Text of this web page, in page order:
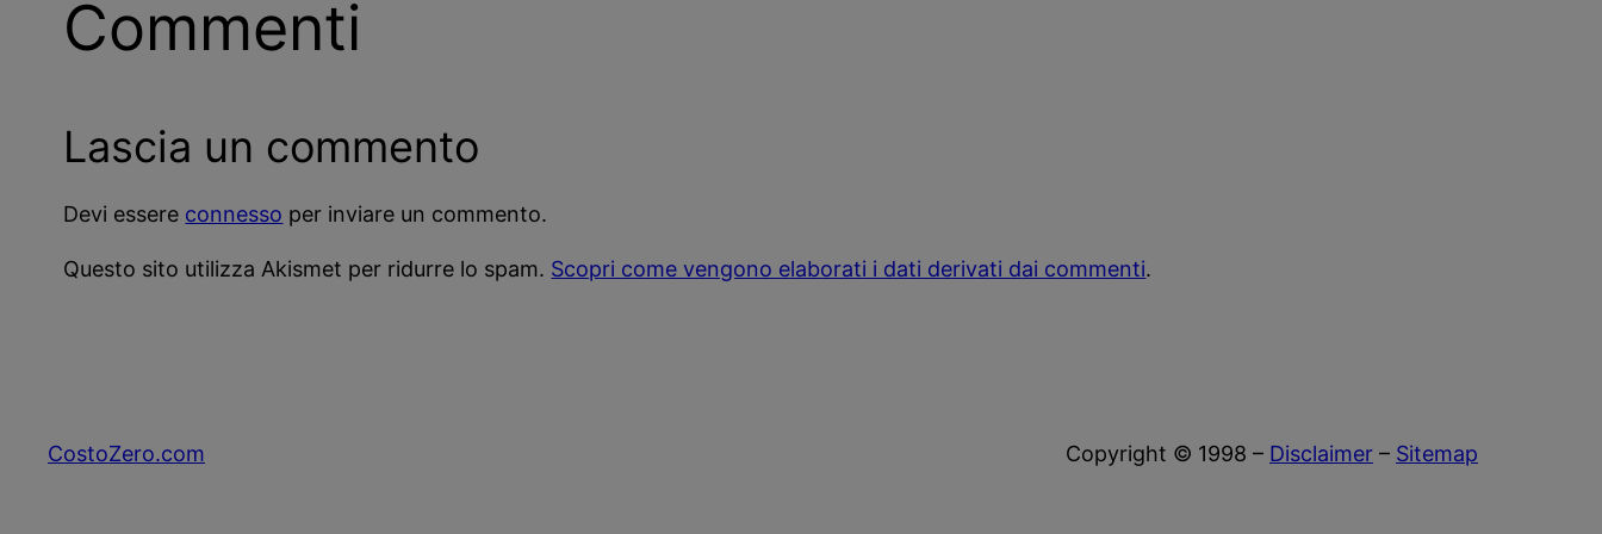
Commenti
Lascia un commento
Devi essere connesso per inviare un commento.
Questo sito utilizza Akismet per ridurre lo spam. Scopri come vengono elaborati i dati derivati dai commenti.
CostoZero.com Copyright © 1998 – Disclaimer – Sitemap